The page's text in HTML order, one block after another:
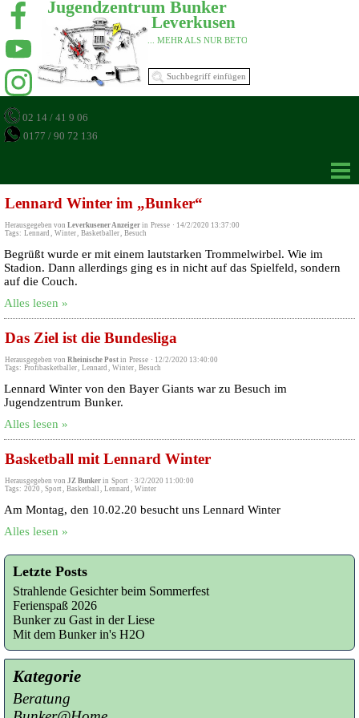
Jugendzentrum Bunker
... MEHR ALS NUR BETON
02 14 / 41 9 06
0177 / 90 72 136
Leverkusen
Lennard Winter im „Bunker“
Herausgegeben von Leverkusener Anzeiger in Presse · 14/2/2020 13:37:00
Tags: Lennard , Winter, Basketballer, Besuch
Begrüßt wurde er mit einem lautstarken Trommelwirbel. Wie im
Stadion. Dann allerdings ging es in nicht auf das Spielfeld, sondern
auf die Couch.
Alles lesen »
Das Ziel ist die Bundesliga
Herausgegeben von Rheinische Post in Presse · 12/2/2020 13:40:00
Tags: Profibasketballer, Lennard , Winter, Besuch
Lennard Winter von den Bayer Giants war zu Besuch im
Jugendzentrum Bunker.
Alles lesen »
Basketball mit Lennard Winter
Herausgegeben von JZ Bunker in Sport · 3/2/2020 11:00:00
Tags: 2020 , Sport , Basketball , Lennard , Winter
Am Montag, den 10.02.20 besucht uns Lennard Winter
Alles lesen »
Letzte Posts
Strahlende Gesichter beim Sommerfest
Ferienspaß 2026
Bunker zu Gast in der Liese
Mit dem Bunker in's H2O
Kategorie
Beratung